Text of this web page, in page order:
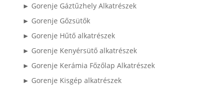
► Gorenje Gáztűzhely Alkatrészek
► Gorenje Gőzsütők
► Gorenje Hűtő alkatrészek
► Gorenje Kenyérsütő alkatrészek
► Gorenje Kerámia Főzőlap Alkatrészek
► Gorenje Kisgép alkatrészek